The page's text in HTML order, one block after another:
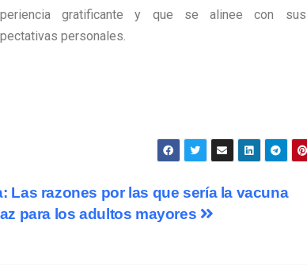
gratificante y que se alinee con sus
personales.
Las razones por las que sería la vacuna
para los adultos mayores